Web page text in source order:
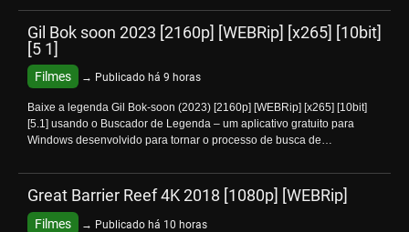
Gil Bok soon 2023 [2160p] [WEBRip] [x265] [10bit]
[5 1]
Filmes → Publicado há 9 horas
Baixe a legenda Gil Bok-soon (2023) [2160p] [WEBRip] [x265] [10bit]
[5.1] usando o Buscador de Legenda – um aplicativo gratuito para
Windows desenvolvido para tornar o processo de busca de…
Great Barrier Reef 4K 2018 [1080p] [WEBRip]
Filmes → Publicado há 10 horas